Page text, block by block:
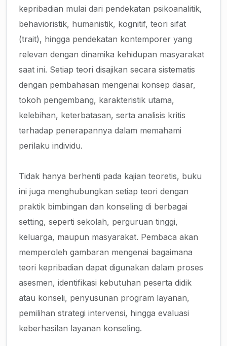
kepribadian mulai dari pendekatan psikoanalitik,
behavioristik, humanistik, kognitif, teori sifat
(trait), hingga pendekatan kontemporer yang
relevan dengan dinamika kehidupan masyarakat
saat ini. Setiap teori disajikan secara sistematis
dengan pembahasan mengenai konsep dasar,
tokoh pengembang, karakteristik utama,
kelebihan, keterbatasan, serta analisis kritis
terhadap penerapannya dalam memahami
perilaku individu.
Tidak hanya berhenti pada kajian teoretis, buku
ini juga menghubungkan setiap teori dengan
praktik bimbingan dan konseling di berbagai
setting, seperti sekolah, perguruan tinggi,
keluarga, maupun masyarakat. Pembaca akan
memperoleh gambaran mengenai bagaimana
teori kepribadian dapat digunakan dalam proses
asesmen, identifikasi kebutuhan peserta didik
atau konseli, penyusunan program layanan,
pemilihan strategi intervensi, hingga evaluasi
keberhasilan layanan konseling.